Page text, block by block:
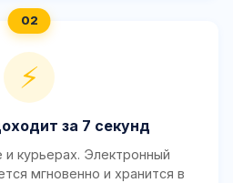
⚡
за 7 секунд
и курьерах. Электронный
мгновенно и хранится в